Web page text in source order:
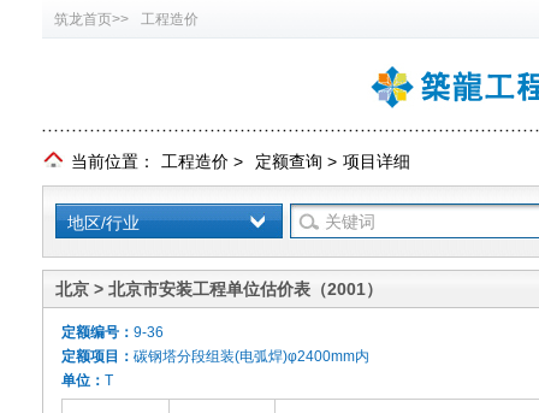
筑龙首页>> 工程造价
当前位置： 工程造价 > 定额查询 > 项目详细
地区/行业
北京 > 北京市安装工程单位估价表（2001）
定额编号： 9-36
定额项目： 碳钢塔分段组装(电弧焊)φ2400mm内
单位： T